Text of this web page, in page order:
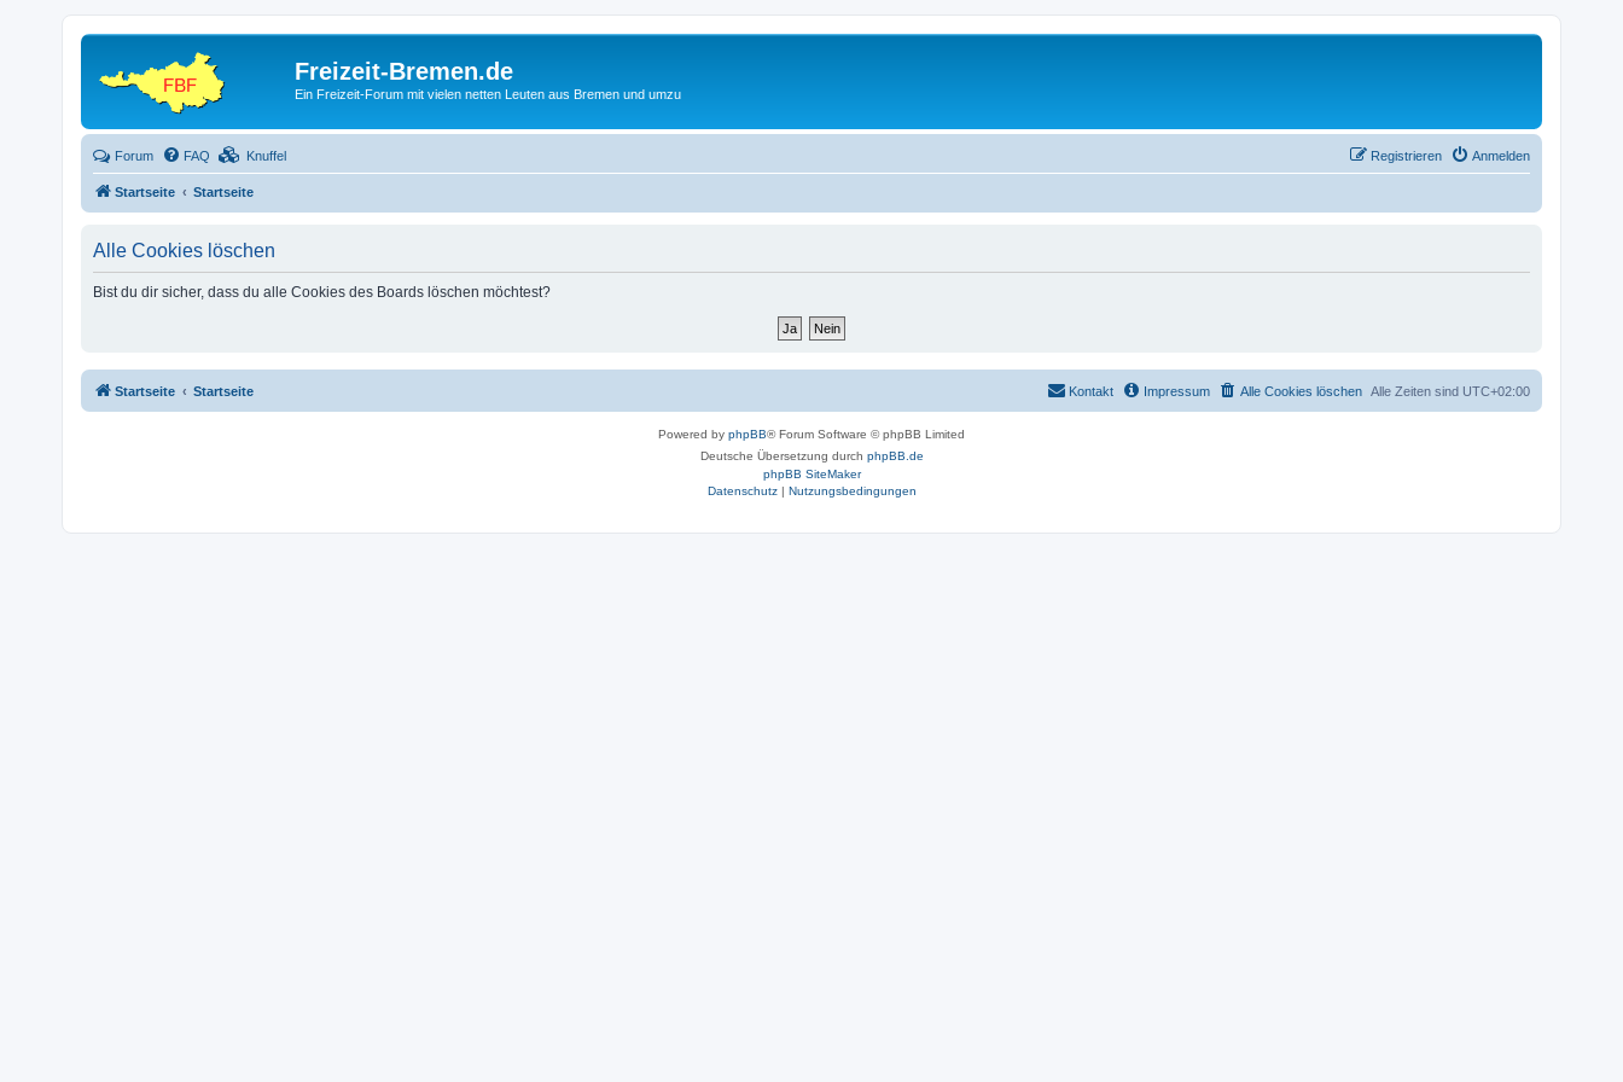
Freizeit-Bremen.de
Ein Freizeit-Forum mit vielen netten Leuten aus Bremen und umzu
Forum FAQ Knuffel Anmelden
Registrieren
Startseite Startseite
Alle Cookies löschen
Bist du dir sicher, dass du alle Cookies des Boards löschen möchtest?
Startseite Startseite Alle Zeiten sind UTC+02:00
Alle Cookies löschen
Impressum
Kontakt
Powered by phpBB® Forum Software © phpBB Limited
Deutsche Übersetzung durch phpBB.de
phpBB SiteMaker
Datenschutz| Nutzungsbedingungen